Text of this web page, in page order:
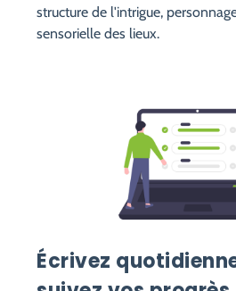
structure de l'intrigue,
sensorielle des lieux.
Écrivez